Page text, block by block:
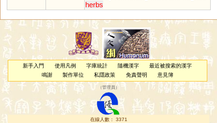
herbs
新手入門 使用凡例 字庫統計 隨機漢字
最近被搜索的漢字
鳴謝
製作單位 私隱政策 免責聲明 意見簿
（管理員 ）
在線人數： 3371